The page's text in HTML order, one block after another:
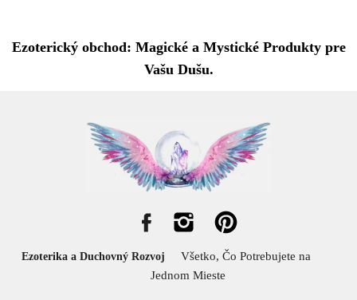
Ezoterický obchod: Magické a Mystické Produkty pre
Vašu Dušu.
Ezoterika a Duchovný Rozvoj
Všetko, Čo Potrebujete na
Jednom Mieste